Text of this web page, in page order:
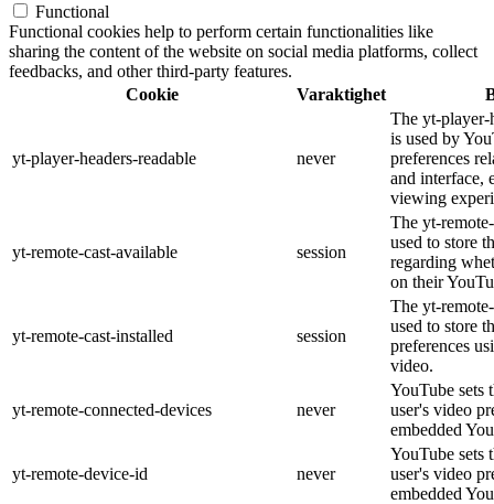
Functional
Functional cookies help to perform certain functionalities like
sharing the content of the website on social media platforms, collect
feedbacks, and other third-party features.
Cookie
Varaktighet
yt-player-headers-readable never
The yt-player-
is used by
preferences
and interface,
viewing
yt-remote-cast-available session
The yt-
used to store
regarding
on their
yt-remote-cast-installed session
The yt-
used to store
preferences
video.
yt-remote-connected-devices never
YouTube sets
user's video
embedded
yt-remote-device-id never
YouTube sets
user's video
embedded